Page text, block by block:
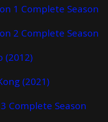
1 Complete Season
2 Complete Season
(2012)
(2021)
Complete Season